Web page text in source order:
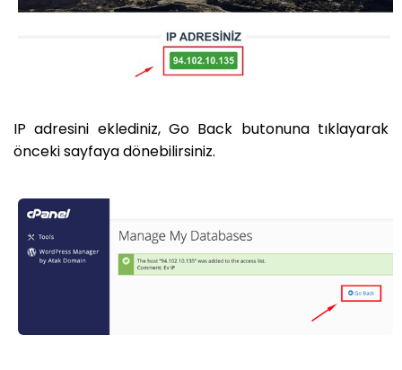
IP adresini eklediniz, Go Back butonuna tıklayarak
önceki sayfaya dönebilirsiniz.